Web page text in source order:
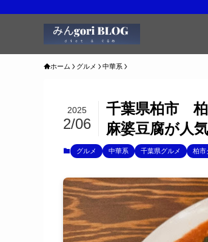
ホーム グルメ 中華系
千葉県柏市
麻婆豆腐が人
2025
2/06
グルメ 中華系 千葉県グルメ 柏市